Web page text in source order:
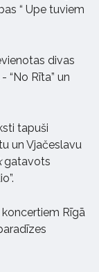
“ Upe tuviem
divas
“No Rīta” un
tapuši
un Vjačeslavu
gatavots
Rīgā